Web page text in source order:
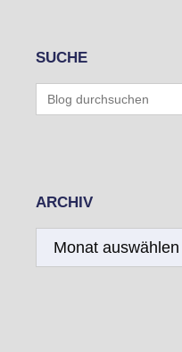
SUCHE
Search
for:
ARCHIV